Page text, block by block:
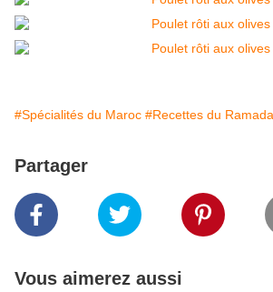
#Spécialités du Maroc #Recettes du
Partager
Vous aimerez aussi